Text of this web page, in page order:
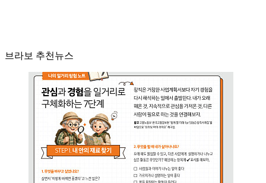
브라보 추천뉴스